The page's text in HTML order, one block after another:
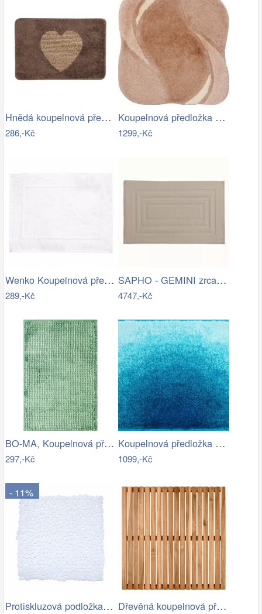
Hnědá koupelnová předložka se srdíčkem …
286,-Kč
Koupelnová předložka REGENT
1299,-Kč
Wenko Koupelnová předložka TERRY…
289,-Kč
SAPHO - GEMINI zrcadlo s LED osvětlením…
4747,-Kč
BO-MA, Koupelnová předložka Ella micro…
297,-Kč
Koupelnová předložka SUNSHINE
1099,-Kč
- 11%
Protiskluzová podložka do sprchy… Dřevěná koupelnová předložka, akatové…